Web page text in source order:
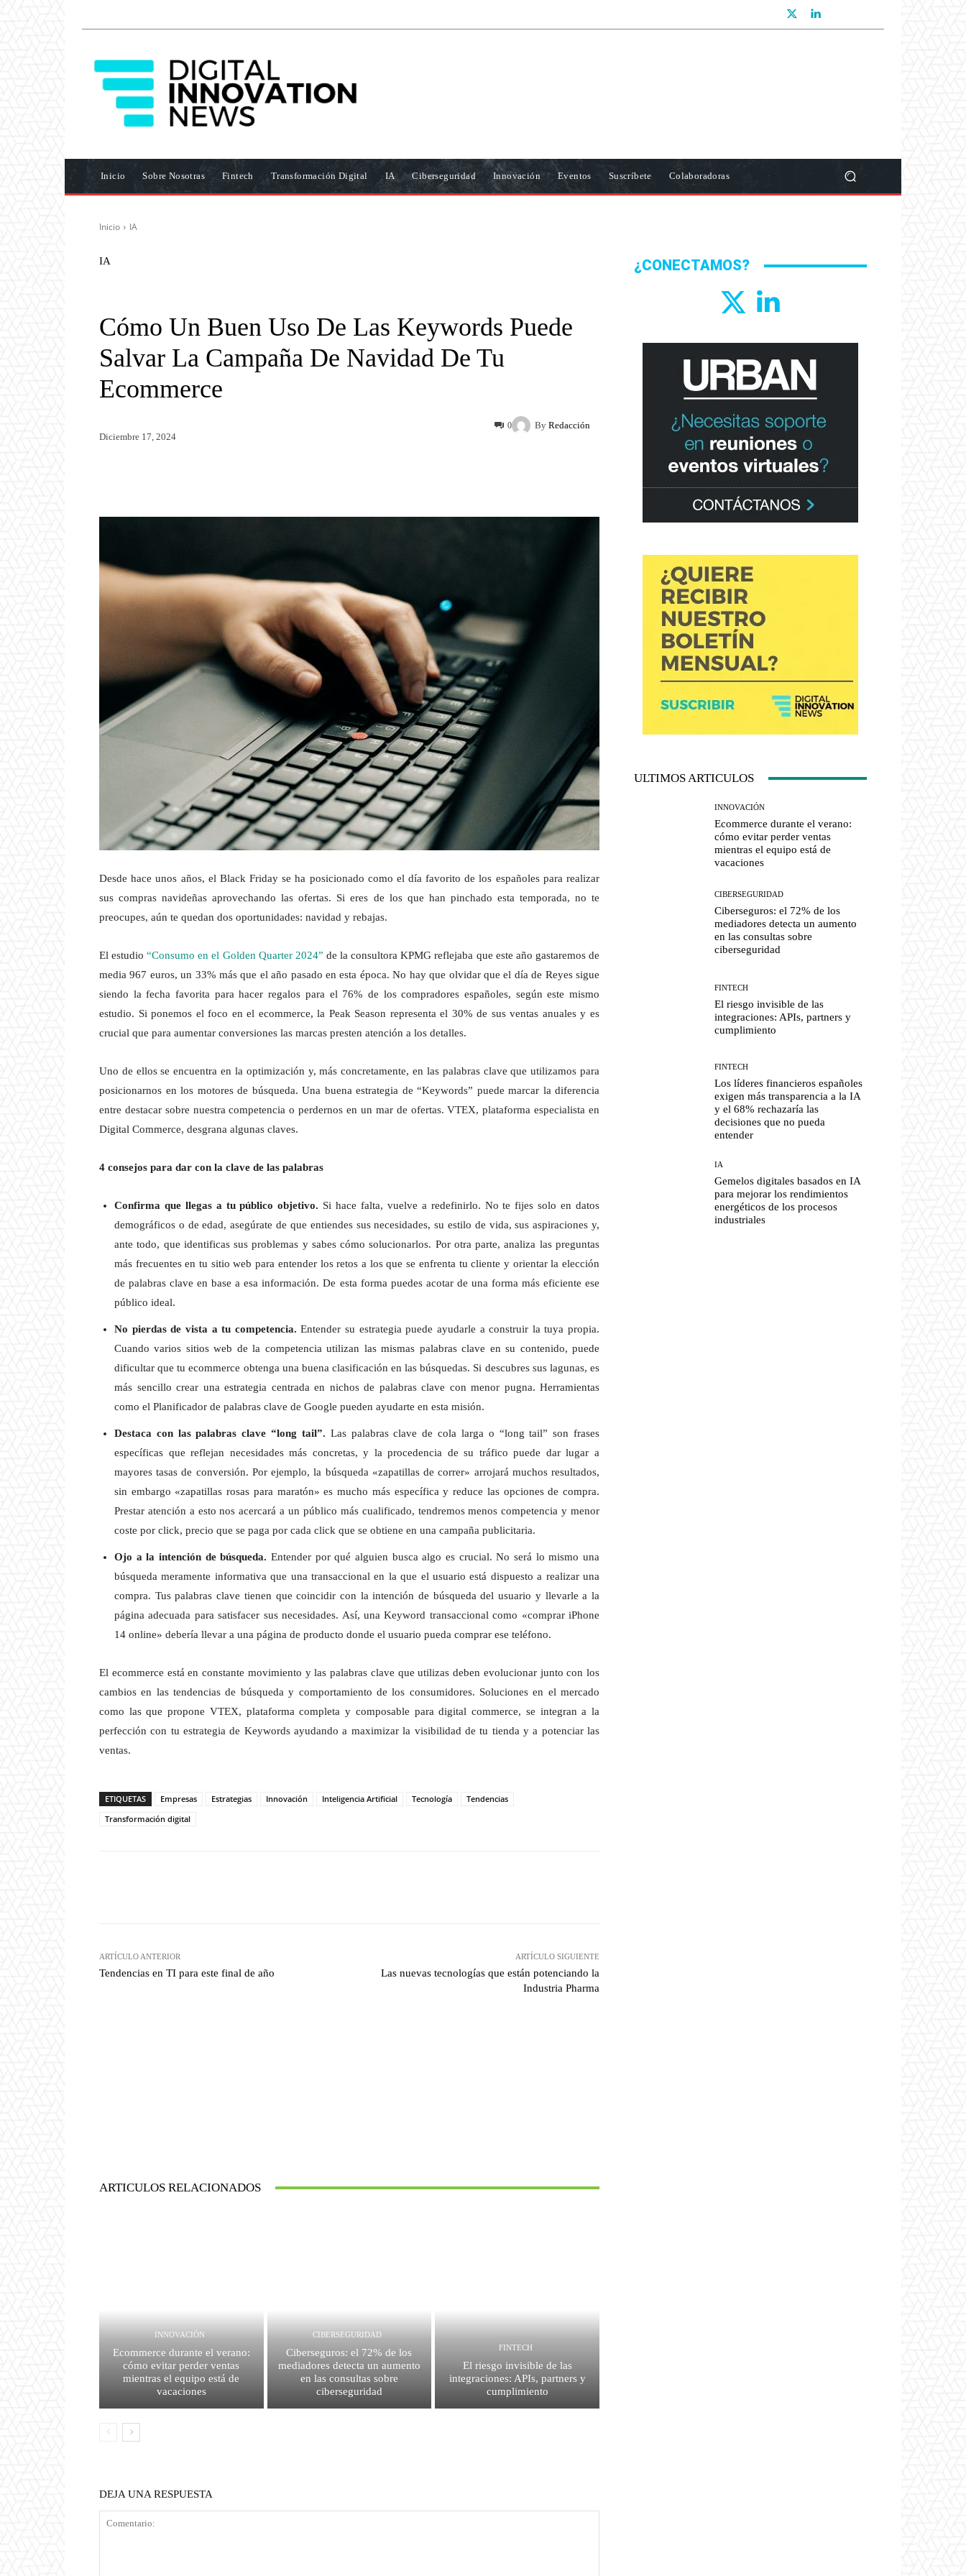
Inicio Sobre Nosotras Fintech Transformación Digital IA Ciberseguridad Innovación Eventos Suscríbete Colaboradoras
Inicio IA
IA
Cómo Un Buen Uso De Las Keywords Puede
Salvar La Campaña De Navidad De Tu
Ecommerce
By Redacción
Diciembre 17, 2024
0
Desde hace unos años, el Black Friday se ha posicionado como el día favorito de los españoles para realizar
sus compras navideñas aprovechando las ofertas. Si eres de los que han pinchado esta temporada, no te
preocupes, aún te quedan dos oportunidades: navidad y rebajas.
El estudio“Consumo en el Golden Quarter 2024” de la consultora KPMG reflejaba que este año gastaremos de
media 967 euros, un 33% más que el año pasado en esta época. No hay que olvidar que el día de Reyes sigue
siendo la fecha favorita para hacer regalos para el 76% de los compradores españoles, según este mismo
estudio. Si ponemos el foco en el ecommerce, la Peak Season representa el 30% de sus ventas anuales y es
crucial que para aumentar conversiones las marcas presten atención a los detalles.
Uno de ellos se encuentra en la optimización y, más concretamente, en las palabras clave que utilizamos para
posicionarnos en los motores de búsqueda. Una buena estrategia de “Keywords” puede marcar la diferencia
entre destacar sobre nuestra competencia o perdernos en un mar de ofertas. VTEX, plataforma especialista en
Digital Commerce, desgrana algunas claves.
4 consejos para dar con la clave de las palabras
Confirma que llegas a tu público objetivo. Si hace falta, vuelve a redefinirlo. No te fijes solo en datos
demográficos o de edad, asegúrate de que entiendes sus necesidades, su estilo de vida, sus aspiraciones y,
ante todo, que identificas sus problemas y sabes cómo solucionarlos. Por otra parte, analiza las preguntas
más frecuentes en tu sitio web para entender los retos a los que se enfrenta tu cliente y orientar la elección
de palabras clave en base a esa información. De esta forma puedes acotar de una forma más eficiente ese
público ideal.
No pierdas de vista a tu competencia.Entender su estrategia puede ayudarle a construir la tuya propia.
Cuando varios sitios web de la competencia utilizan las mismas palabras clave en su contenido, puede
dificultar que tu ecommerce obtenga una buena clasificación en las búsquedas. Si descubres sus lagunas, es
más sencillo crear una estrategia centrada en nichos de palabras clave con menor pugna. Herramientas
como el Planificador de palabras clave de Google pueden ayudarte en esta misión.
Destaca con las palabras clave “long tail”. Las palabras clave de cola larga o “long tail” son frases
específicas que reflejan necesidades más concretas, y la procedencia de su tráfico puede dar lugar a
mayores tasas de conversión. Por ejemplo, la búsqueda «zapatillas de correr» arrojará muchos resultados,
sin embargo «zapatillas rosas para maratón» es mucho más específica y reduce las opciones de compra.
Prestar atención a esto nos acercará a un público más cualificado, tendremos menos competencia y menor
coste por click, precio que se paga por cada click que se obtiene en una campaña publicitaria.
Ojo a la intención de búsqueda. Entender por qué alguien busca algo es crucial. No será lo mismo una
búsqueda meramente informativa que una transaccional en la que el usuario está dispuesto a realizar una
compra. Tus palabras clave tienen que coincidir con la intención de búsqueda del usuario y llevarle a la
página adecuada para satisfacer sus necesidades. Así, una Keyword transaccional como «comprar iPhone
14 online» debería llevar a una página de producto donde el usuario pueda comprar ese teléfono.
El ecommerce está en constante movimiento y las palabras clave que utilizas deben evolucionar junto con los
cambios en las tendencias de búsqueda y comportamiento de los consumidores. Soluciones en el mercado
como las que propone VTEX, plataforma completa y composable para digital commerce, se integran a la
perfección con tu estrategia de Keywords ayudando a maximizar la visibilidad de tu tienda y a potenciar las
ventas.
ETIQUETAS Empresas Estrategias Innovación Inteligencia Artificial Tecnología
Tendencias
Transformación digital
ARTÍCULO ANTERIOR
Tendencias en TI para este final de año
ARTÍCULO SIGUIENTE
Las nuevas tecnologías que están potenciando la
Industria Pharma
ARTICULOS RELACIONADOS
INNOVACIÓN
Ecommerce durante el verano:
cómo evitar perder ventas
mientras el equipo está de
vacaciones
CIBERSEGURIDAD
Ciberseguros: el 72% de los
mediadores detecta un aumento
en las consultas sobre
ciberseguridad
FINTECH
El riesgo invisible de las
integraciones: APIs, partners y
cumplimiento
DEJA UNA RESPUESTA
¿CONECTAMOS?
ULTIMOS ARTICULOS
INNOVACIÓN
Ecommerce durante el verano:
cómo evitar perder ventas
mientras el equipo está de
vacaciones
CIBERSEGURIDAD
Ciberseguros: el 72% de los
mediadores detecta un aumento
en las consultas sobre
ciberseguridad
FINTECH
El riesgo invisible de las
integraciones: APIs, partners y
cumplimiento
FINTECH
Los líderes financieros españoles
exigen más transparencia a la IA
y el 68% rechazaría las
decisiones que no pueda
entender
IA
Gemelos digitales basados en IA
para mejorar los rendimientos
energéticos de los procesos
industriales